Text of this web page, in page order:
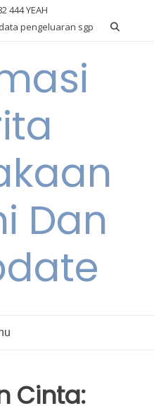
444 YEAH
data pengeluaran sgp
Dan
Cinta: